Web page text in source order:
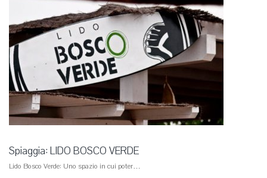
Spiaggia: LIDO BOSCO VERDE
Lido Bosco Verde: Uno spazio in cui poter…